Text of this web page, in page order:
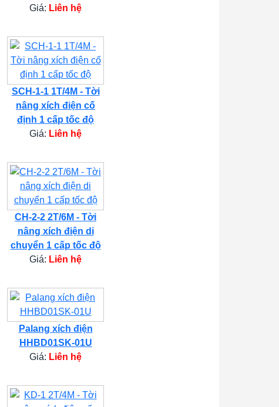
Giá: Liên hệ
SCH-1-1 1T/4M - Tời
nâng xích điện cố
định 1 cấp tốc độ
Giá: Liên hệ
CH-2-2 2T/6M - Tời
nâng xích điện di
chuyển 1 cấp tốc độ
Giá: Liên hệ
Palang xích điện
HHBD01SK-01U
Giá: Liên hệ